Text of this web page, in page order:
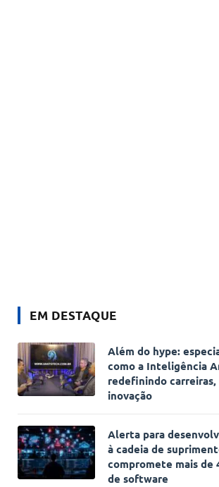
EM DESTAQUE
Além do hype:
como a Inteligência
redefinindo carreiras,
inovação
Alerta para
à cadeia de
compromete mais de
de software